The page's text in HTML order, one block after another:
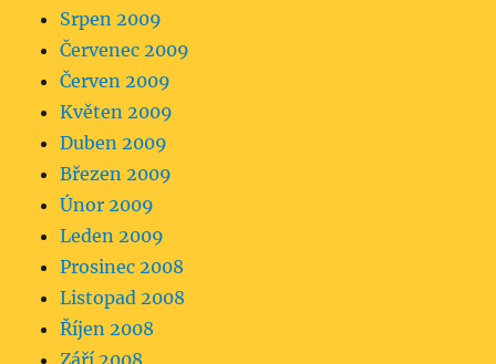
Srpen 2009
Červenec 2009
Červen 2009
Květen 2009
Duben 2009
Březen 2009
Únor 2009
Leden 2009
Prosinec 2008
Listopad 2008
Říjen 2008
Září 2008